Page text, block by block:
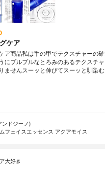
ケア
ア商品私は手の甲でテクスチャーの確
にプルプルなとろみのあるテクスチャ
ませんスーッと伸びてスーッと馴染む
ンドジーノ)
フェイスエッセンス アクアモイス
大好き